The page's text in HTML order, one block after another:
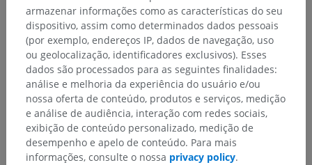
armazenar informações como as características do seu
dispositivo, assim como determinados dados pessoais
(por exemplo, endereços IP, dados de navegação, uso
ou geolocalização, identificadores exclusivos). Esses
dados são processados para as seguintes finalidades:
análise e melhoria da experiência do usuário e/ou
nossa oferta de conteúdo, produtos e serviços, medição
e análise de audiência, interação com redes sociais,
exibição de conteúdo personalizado, medição de
desempenho e apelo de conteúdo. Para mais
informações, consulte o nossa privacy policy.